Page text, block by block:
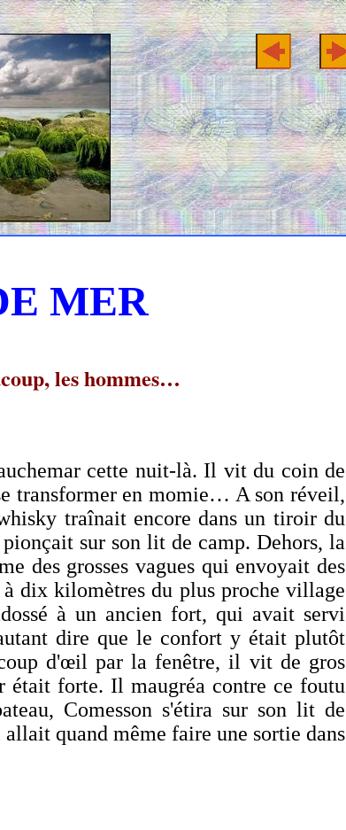
MER
les hommes…
cette nuit-là. Il vit du coin de
transformer en momie… A son réveil,
traînait encore dans un tiroir du
sur son lit de camp. Dehors, la
des grosses vagues qui envoyait des
dix kilomètres du plus proche village
à un ancien fort, qui avait servi
dire que le confort y était plutôt
d'œil par la fenêtre, il vit de gros
était forte. Il maugréa contre ce foutu
Comesson s'étira sur son lit de
quand même faire une sortie dans